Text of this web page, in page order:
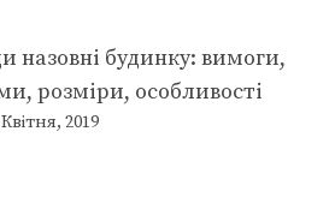
назовні будинку: вимоги,
розміри, особливості
Квітня, 2019